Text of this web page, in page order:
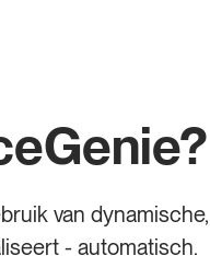
van dynamische,
- automatisch.